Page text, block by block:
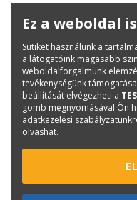
RUDOLF KLEIN
Synagogues in Hungary
1782-1918
Ez a weboldal
Sütiket használunk a
a látogatóink magasabb
weboldalforgalmunk
tevékenységünk
beállítását elvégezheti a
gomb megnyomásával Ön
adatkezelési
olvashat.